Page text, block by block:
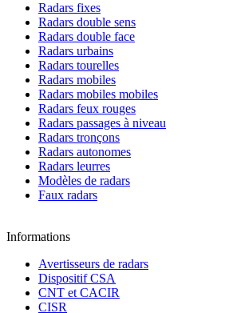
Radars fixes
Radars double sens
Radars double face
Radars urbains
Radars tourelles
Radars mobiles
Radars mobiles mobiles
Radars feux rouges
Radars passages à niveau
Radars tronçons
Radars autonomes
Radars leurres
Modèles de radars
Faux radars
Informations
Avertisseurs de radars
Dispositif CSA
CNT et CACIR
CISR